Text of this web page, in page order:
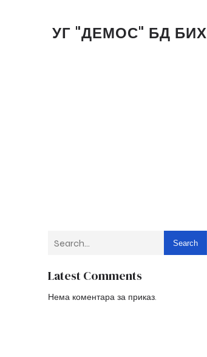
УГ "ДЕМОС" БД БИХ
Search
Latest Comments
Нема коментара за приказ.